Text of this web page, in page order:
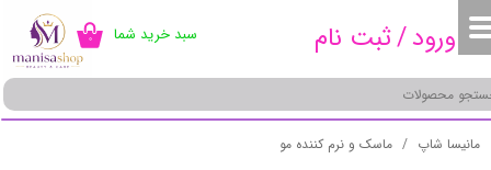
ورود/ثبت نامحساب کاربری من
تغییر گذر واژه
سفارشات
۰ سبد خرید شما
مانیسا شاپ ماسک و نرم کننده مو